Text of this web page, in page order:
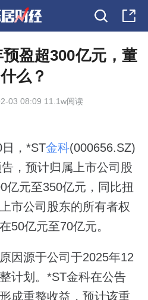
盈超300亿元，董
么？
03 08:09 11.1w阅读
，*ST金科(000656.SZ)
，预计归属上市公司股
亿元至350亿元，同比扭
市公司股东的所有者权
50亿元至70亿元。
因源于公司于2025年12
计划。*ST金科在公告
成重整收益，预计该重